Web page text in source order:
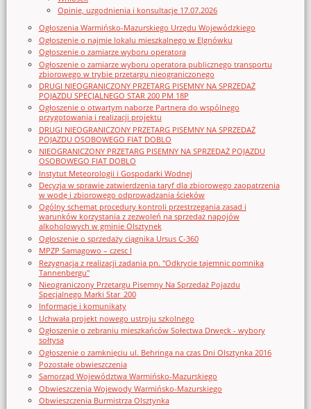
Opinie, uzgodnienia i konsultacje 17.07.2026
Ogłoszenia Warmińsko-Mazurskiego Urzędu Wojewódzkiego
Ogłoszenie o najmie lokalu mieszkalnego w Elgnówku
Ogłoszenie o zamiarze wyboru operatora
Ogłoszenie o zamiarze wyboru operatora publicznego transportu
zbiorowego w trybie przetargu nieograniczonego
DRUGI NIEOGRANICZONY PRZETARG PISEMNY NA SPRZEDAŻ
POJAZDU SPECJALNEGO STAR 200 PM 18P
Ogłoszenie o otwartym naborze Partnera do wspólnego
przygotowania i realizacji projektu
DRUGI NIEOGRANICZONY PRZETARG PISEMNY NA SPRZEDAŻ
POJAZDU OSOBOWEGO FIAT DOBLO
NIEOGRANICZONY PRZETARG PISEMNY NA SPRZEDAŻ POJAZDU
OSOBOWEGO FIAT DOBLO
Instytut Meteorologii i Gospodarki Wodnej
Decyzja w sprawie zatwierdzenia taryf dla zbiorowego zaopatrzenia
w wodę i zbiorowego odprowadzania ścieków
Ogólny schemat procedury kontroli przestrzegania zasad i
warunków korzystania z zezwoleń na sprzedaż napojów
alkoholowych w gminie Olsztynek
Ogłoszenie o sprzedaży ciągnika Ursus C-360
MPZP Samagowo – czesc I
Rezygnacja z realizacji zadania pn. "Odkrycie tajemnic pomnika
Tannenbergu"
Nieograniczony Przetargu Pisemny Na Sprzedaż Pojazdu
Specjalnego Marki Star_200
Informacje i komunikaty
Uchwała projekt nowego ustroju szkolnego
Ogłoszenie o zebraniu mieszkańców Sołectwa Drwęck - wybory
sołtysa
Ogłoszenie o zamknięciu ul. Behringa na czas Dni Olsztynka 2016
Pozostałe obwieszczenia
Samorząd Województwa Warmińsko-Mazurskiego
Obwieszczenia Wojewody Warmińsko-Mazurskiego
Obwieszczenia Burmistrza Olsztynka